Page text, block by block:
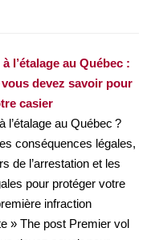
l’étalage au Québec :
devez savoir pour
casier
l’étalage au Québec ?
conséquences légales,
de l’arrestation et les
pour protéger votre
infraction
» The post Premier vol